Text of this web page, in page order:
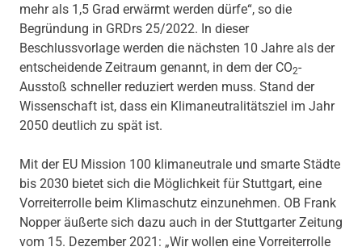
mehr als 1,5 Grad erwärmt werden dürfe“, so die
Begründung in GRDrs 25/2022. In dieser
Beschlussvorlage werden die nächsten 10 Jahre als der
entscheidende Zeitraum genannt, in dem der CO2-
Ausstoß schneller reduziert werden muss. Stand der
Wissenschaft ist, dass ein Klimaneutralitätsziel im Jahr
2050 deutlich zu spät ist.
Mit der EU Mission 100 klimaneutrale und smarte Städte
bis 2030 bietet sich die Möglichkeit für Stuttgart, eine
Vorreiterrolle beim Klimaschutz einzunehmen. OB Frank
Nopper äußerte sich dazu auch in der Stuttgarter Zeitung
vom 15. Dezember 2021: „Wir wollen eine Vorreiterrolle